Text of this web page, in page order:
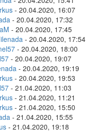
- 20.04.2020, 16:07
- 20.04.2020, 17:32
- 20.04.2020, 17:45
- 20.04.2020, 17:54
- 20.04.2020, 18:00
- 20.04.2020, 19:07
- 20.04.2020, 19:19
- 20.04.2020, 19:53
- 21.04.2020, 11:03
- 21.04.2020, 11:21
- 21.04.2020, 15:50
- 21.04.2020, 15:55
- 21.04.2020, 19:18